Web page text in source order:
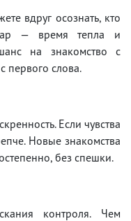
вдруг осознать, кто
— время тепла и
на знакомство с
первого слова.
Если чувства
Новые знакомства
без спешки.
контроля. Чем